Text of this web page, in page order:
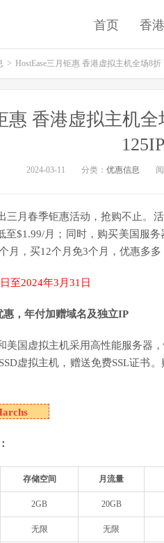
首页 香
> HostEase三月钜惠 香港虚拟主机全场8
惠 香港虚拟主机
125IP
2024-03-11 分类： 优惠信息
三月春季钜惠活动，抢购不止。活
至$1.99/月；同时，购买美国服
月，买12个月免3个月，优惠多多
至2024年3月31日
，年付加赠域名及独立IP
美国虚拟主机采用高性能服务器
虚拟主机，赠送免费SSL证书
存储空间 月流量
2GB 20GB
无限 无限